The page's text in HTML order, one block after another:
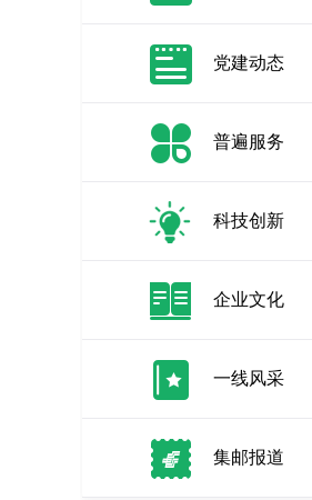
党建动态
普遍服务
科技创新
企业文化
一线风采
集邮报道